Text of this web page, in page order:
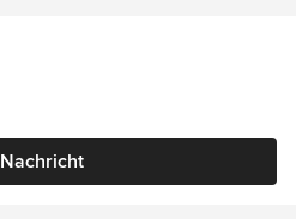
Nachricht